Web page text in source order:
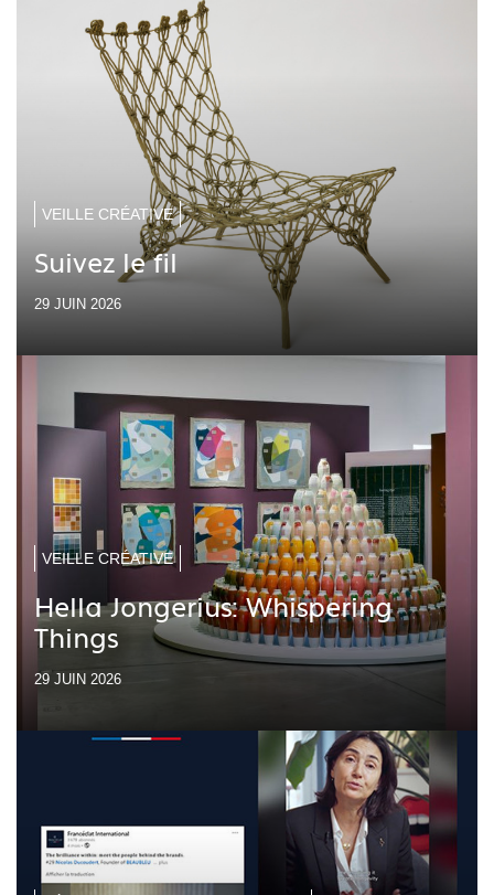
VEILLE CRÉATIVE
Suivez le fil
29 JUIN 2026
VEILLE CRÉATIVE
Hella Jongerius: Whispering
Things
29 JUIN 2026